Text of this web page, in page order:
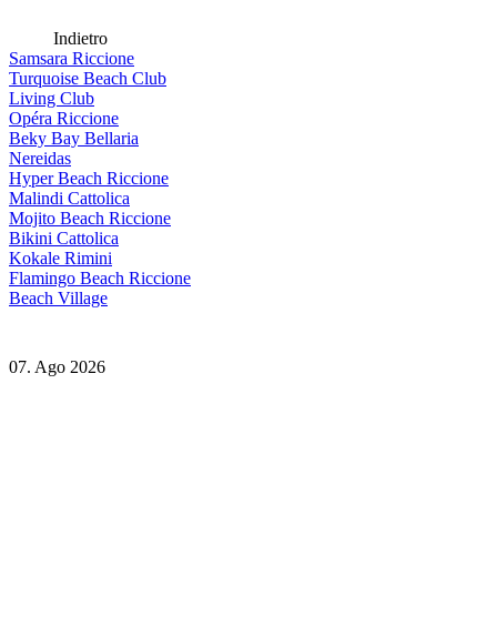
Indietro
Samsara Riccione
Turquoise Beach Club
Living Club
Opéra Riccione
Beky Bay Bellaria
Nereidas
Hyper Beach Riccione
Malindi Cattolica
Mojito Beach Riccione
Bikini Cattolica
Kokale Rimini
Flamingo Beach Riccione
Beach Village
07. Ago 2026